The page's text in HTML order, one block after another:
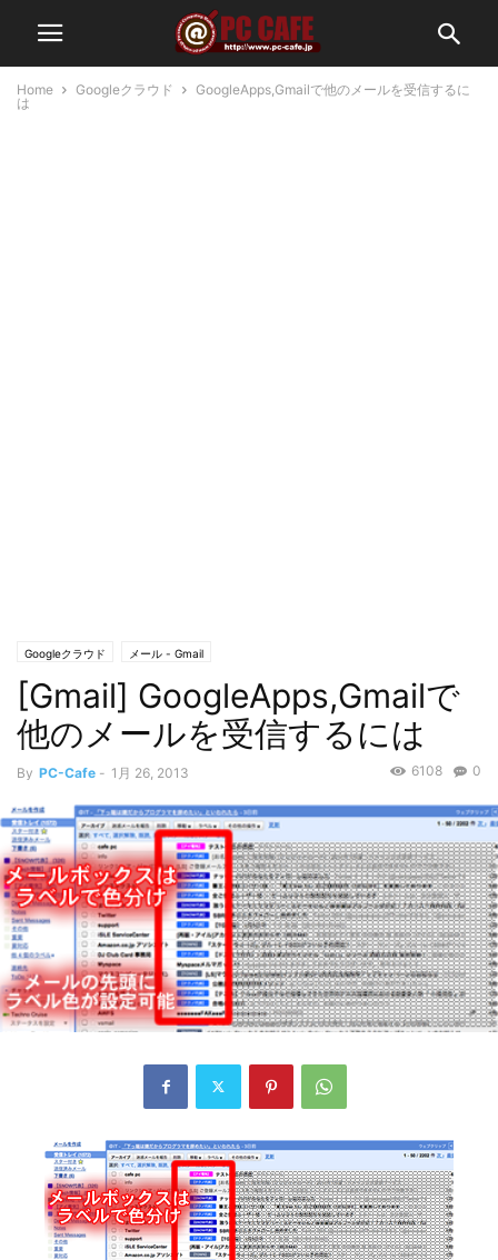
Home Googleクラウド
GoogleApps,Gmailで他のメールを受信するに
は
Googleクラウド メール - Gmail
[Gmail] GoogleApps,Gmailで
他のメールを受信するには
By PC-Cafe - 1月 26, 2013 0
6108